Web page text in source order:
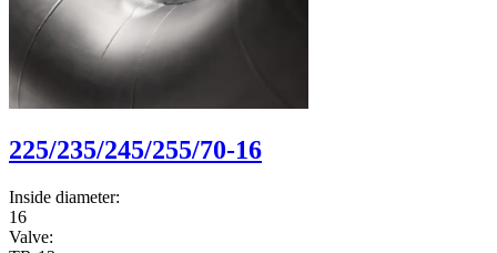
225/235/245/255/70-16
Inside diameter:
16
Valve: